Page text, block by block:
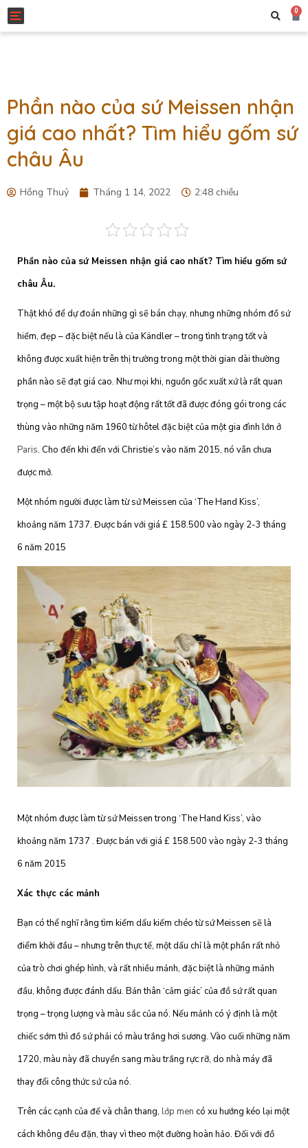
Toggle navigation 0
Phần nào của sứ Meissen nhận
giá cao nhất? Tìm hiểu gốm sứ
châu Âu
Hồng Thuỷ Tháng 1 14, 2022 2:48 chiều
Phần nào của sứ Meissen nhận giá cao nhất? Tìm hiểu gốm sứ
châu Âu.
Thật khó để dự đoán những gì sẽ bán chạy, nhưng những nhóm đồ sứ
hiếm, đẹp – đặc biệt nếu là của Kändler – trong tình trạng tốt và
không được xuất hiện trên thị trường trong một thời gian dài thường
phần nào sẽ đạt giá cao. Như mọi khi, nguồn gốc xuất xứ là rất quan
trọng – một bộ sưu tập hoạt động rất tốt đã được đóng gói trong các
thùng vào những năm 1960 từ hôtel đặc biệt của một gia đình lớn ở
Paris. Cho đến khi đến với Christie’s vào năm 2015, nó vẫn chưa
được mở.
Một nhóm người được làm từ sứ Meissen của ‘The Hand Kiss’,
khoảng năm 1737. Được bán với giá £ 158.500 vào ngày 2-3 tháng
6 năm 2015
Một nhóm được làm từ sứ Meissen trong ‘The Hand Kiss’, vào
khoảng năm 1737 . Được bán với giá £ 158.500 vào ngày 2-3 tháng
6 năm 2015
Xác thực các mảnh
Bạn có thể nghĩ rằng tìm kiếm dấu kiếm chéo từ sứ Meissen sẽ là
điểm khởi đầu – nhưng trên thực tế, một dấu chỉ là một phần rất nhỏ
của trò chơi ghép hình, và rất nhiều mảnh, đặc biệt là những mảnh
đầu, không được đánh dấu. Bản thân ‘cảm giác’ của đồ sứ rất quan
trọng – trọng lượng và màu sắc của nó. Nếu mảnh có ý định là một
chiếc sớm thì đồ sứ phải có màu trắng hơi sương. Vào cuối những năm
1720, màu này đã chuyển sang màu trắng rực rỡ, do nhà máy đã
thay đổi công thức sứ của nó.
Trên các cạnh của đế và chân thang, lớp men có xu hướng kéo lại một
cách không đều đặn, thay vì theo một đường hoàn hảo. Đối với đồ